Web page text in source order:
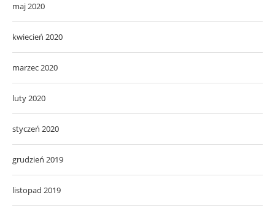
maj 2020
kwiecień 2020
marzec 2020
luty 2020
styczeń 2020
grudzień 2019
listopad 2019